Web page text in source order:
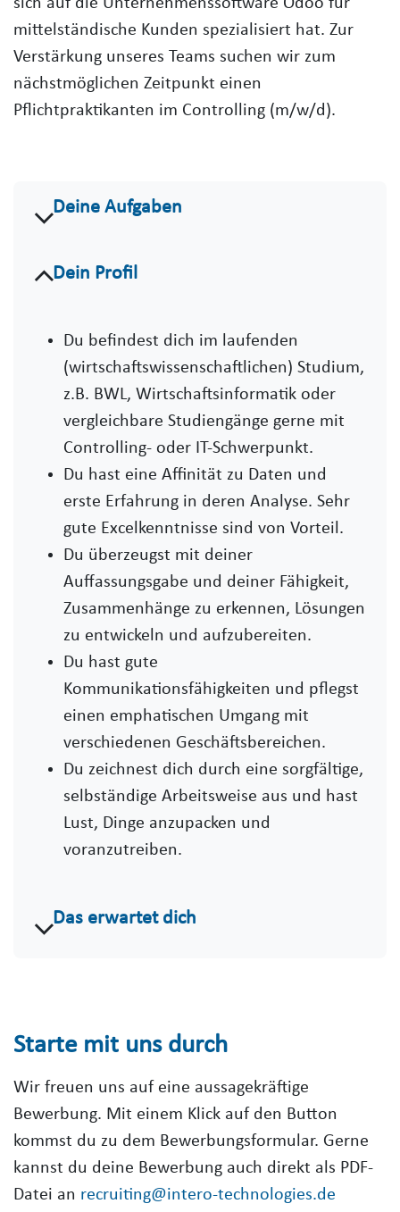
sich auf die Unternehmenssoftware Odoo für
mittelständische Kunden spezialisiert hat. Zur
Verstärkung unseres Teams suchen wir zum
nächstmöglichen Zeitpunkt einen
Pflichtpraktikanten im Controlling (m/w/d).
Deine Aufgaben
Dein Profil
Du befindest dich im laufenden
(wirtschaftswissenschaftlichen) Studium,
z.B. BWL, Wirtschaftsinformatik oder
vergleichbare Studiengänge gerne mit
Controlling- oder IT-Schwerpunkt.
Du hast eine Affinität zu Daten und
erste Erfahrung in deren Analyse. Sehr
gute Excelkenntnisse sind von Vorteil.
Du überzeugst mit deiner
Auffassungsgabe und deiner Fähigkeit,
Zusammenhänge zu erkennen, Lösungen
zu entwickeln und aufzubereiten.
Du hast gute
Kommunikationsfähigkeiten und pflegst
einen emphatischen Umgang mit
verschiedenen Geschäftsbereichen.
Du zeichnest dich durch eine sorgfältige,
selbständige Arbeitsweise aus und hast
Lust, Dinge anzupacken und
voranzutreiben.
Das erwartet dich
Starte mit uns durch
Wir freuen uns auf eine aussagekräftige
Bewerbung. Mit einem Klick auf den Button
kommst du zu dem Bewerbungsformular. Gerne
kannst du deine Bewerbung auch direkt als PDF-
Datei an recruiting@intero-technologies.de